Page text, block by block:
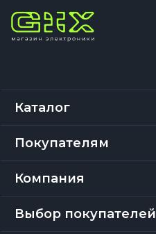
Каталог
Покупателям
Компания
Выбор покупателей